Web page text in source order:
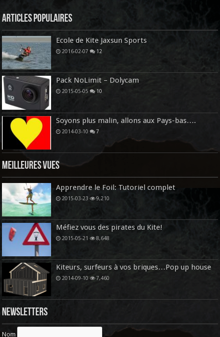
Articles Populaires
Ecole de Kite Jaxsun Sports
2016-02-07 12
Pack NoLimit – Dolycam
2015-05-05 10
Soyons plus malin, allons aux Pays-bas….
2014-03-10 7
Meilleures vues
Apprendre le Foil: Tutoriel complet
2015-03-23 9,210
Méfiez vous des pirates du Kite!
2015-05-21 8,648
Kiteurs, surfeurs à vos briques…Pop up house
2014-09-10 7,460
Newsletters
Nom